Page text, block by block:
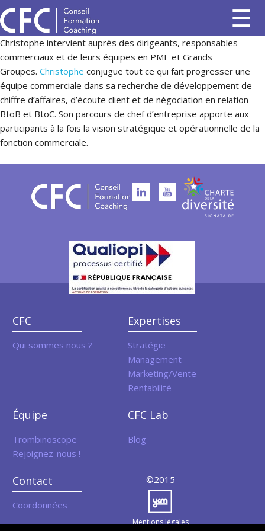
Christophe intervient auprès des dirigeants, responsables
commerciaux et de leurs équipes en PME et Grands
Groupes. Christophe conjugue tout ce qui fait progresser une
équipe commerciale dans sa recherche de développement de
chiffre d’affaires, d’écoute client et de négociation en relation
BtoB et BtoC. Son parcours de chef d’entreprise apporte aux
participants à la fois la vision stratégique et opérationnelle de la
fonction commerciale.
CFC
Qui sommes nous ?
Expertises
Stratégie
Management
Marketing/Vente
Rentabilité
Équipe
Trombinoscope
Rejoignez-nous !
CFC Lab
Blog
Contact
Coordonnées
©2015
Mentions légales